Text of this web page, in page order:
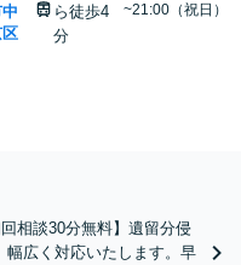
ら徒歩4
分
~21:00（祝日）
相談30分無料】遺留分侵
幅広く対応いたします。早